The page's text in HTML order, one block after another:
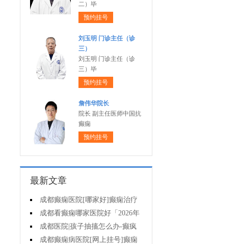
二）毕
预约挂号
刘玉明 门诊主任（诊
三）
刘玉明 门诊主任（诊
三）毕
预约挂号
詹伟华院长
院长 副主任医师中国抗
癫痫
预约挂号
最新文章
成都癫痫医院[哪家好]癫痫治疗
起来很困难吗?
成都看癫痫哪家医院好「2026年
度公布」为什么有癫痫的病人容易
猝死?
成都医院|孩子抽搐怎么办-癫疯
病病人反复发作的原因是什么?
成都癫痫病医院[网上挂号]癫痫